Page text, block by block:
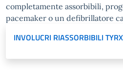
completamente assorbibili,
pacemaker o un defibrillatore
INVOLUCRI RIASSORBIBILI TYRX